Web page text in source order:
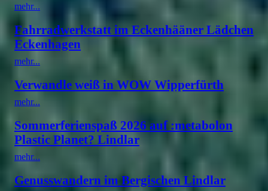
mehr...
Fahrradwerkstatt im Eckenhääner Lädchen
Eckenhagen
mehr...
Verwandle weiß in WOW Wipperfürth
mehr...
Sommerferienspaß 2026 auf :metabolon
Plastic Planet? Lindlar
mehr...
Genusswandern im Bergischen Lindlar